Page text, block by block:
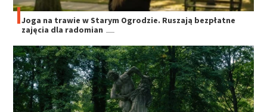
Joga na trawie w Starym Ogrodzie. Ruszają bezpłatne
zajęcia dla radomian